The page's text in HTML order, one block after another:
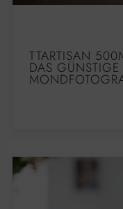
TTARTISAN
DAS GÜNSTIGE